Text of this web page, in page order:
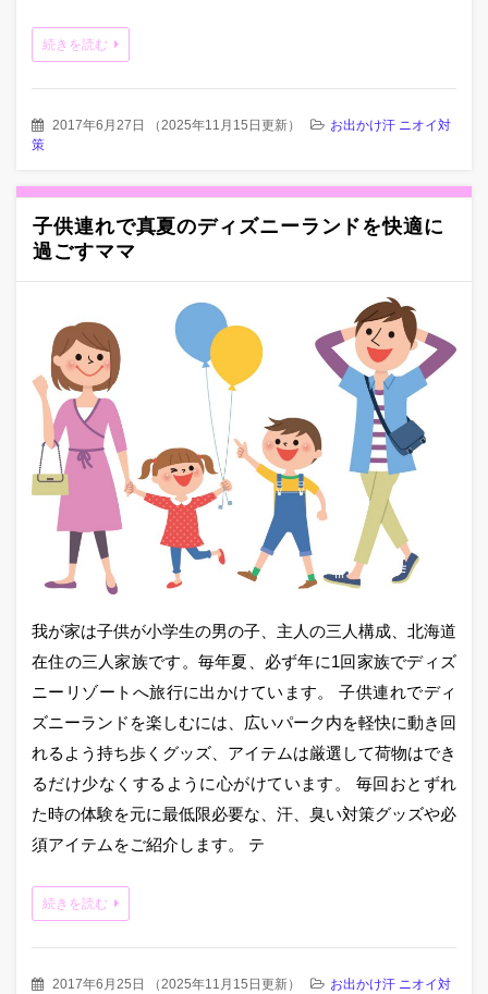
続きを読む
2017年6月27日 （ 2025年11月15日更新）
お出かけ汗 ニオイ対
策
子供連れで真夏のディズニーランドを快適に
過ごすママ
我が家は子供が小学生の男の子、主人の三人構成、北海道
在住の三人家族です。毎年夏、必ず年に1回家族でディズ
ニーリゾートへ旅行に出かけています。 子供連れでディ
ズニーランドを楽しむには、広いパーク内を軽快に動き回
れるよう持ち歩くグッズ、アイテムは厳選して荷物はでき
るだけ少なくするように心がけています。 毎回おとずれ
た時の体験を元に最低限必要な、汗、臭い対策グッズや必
須アイテムをご紹介します。 テ
続きを読む
2017年6月25日 （2025年11月15日更新）
お出かけ汗 ニオイ対